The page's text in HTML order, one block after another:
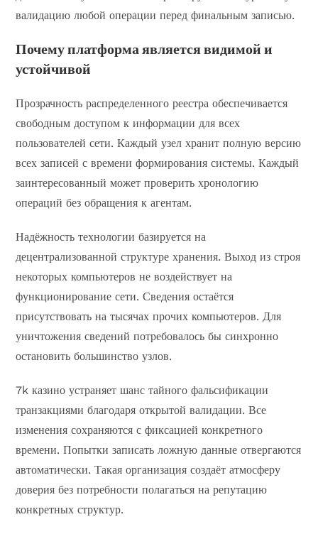
валидацию любой операции перед финальным записью.
Почему платформа является видимой и
устойчивой
Прозрачность распределенного реестра обеспечивается
свободным доступом к информации для всех
пользователей сети. Каждый узел хранит полную версию
всех записей с времени формирования системы. Каждый
заинтересованный может проверить хронологию
операций без обращения к агентам.
Надёжность технологии базируется на
децентрализованной структуре хранения. Выход из строя
некоторых компьютеров не воздействует на
функционирование сети. Сведения остаётся
присутствовать на тысячах прочих компьютеров. Для
уничтожения сведений потребовалось бы синхронно
остановить большинство узлов.
7k казино устраняет шанс тайного фальсификации
транзакциями благодаря открытой валидации. Все
изменения сохраняются с фиксацией конкретного
времени. Попытки записать ложную данные отвергаются
автоматически. Такая организация создаёт атмосферу
доверия без потребности полагаться на репутацию
конкретных структур.